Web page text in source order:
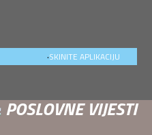
SKINITE APLIKACIJU
.
POSLOVNE VIJESTI